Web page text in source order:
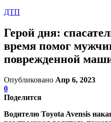
ДТП
Герой дня:
время помог
поврежденной
Опубликовано Апр 6, 2023
0
Поделится
Водителю Toyota Avensis